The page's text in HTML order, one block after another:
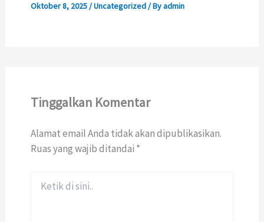
Oktober 8, 2025/Uncategorized/ Byadmin
Tinggalkan Komentar
Alamat email Anda tidak akan dipublikasikan.
Ruas yang wajib ditandai *